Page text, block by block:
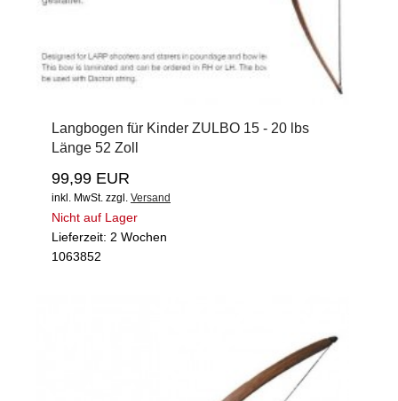
Langbogen für Kinder ZULBO 15 - 20 lbs
Länge 52 Zoll
99,99 EUR
inkl. MwSt. zzgl. Versand
Nicht auf Lager
Lieferzeit: 2 Wochen
1063852